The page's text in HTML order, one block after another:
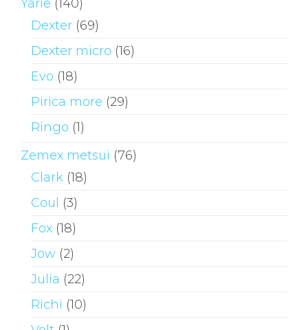
Yarie (140)
Dexter (69)
Dexter micro (16)
Evo (18)
Pirica more (29)
Ringo (1)
Zemex metsui (76)
Clark (18)
Coul (3)
Fox (18)
Jow (2)
Julia (22)
Richi (10)